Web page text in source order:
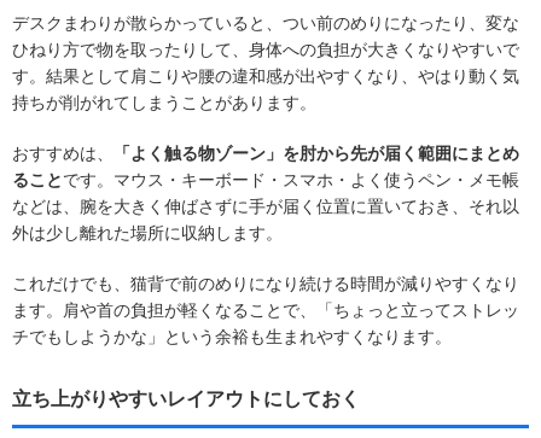
デスクまわりが散らかっていると、つい前のめりになったり、変な
ひねり方で物を取ったりして、身体への負担が大きくなりやすいで
す。結果として肩こりや腰の違和感が出やすくなり、やはり動く気
持ちが削がれてしまうことがあります。
おすすめは、
「よく触る物ゾーン」を肘から先が届く範囲にまとめ
ることです。マウス・キーボード・スマホ・よく使うペン・メモ帳
などは、腕を大きく伸ばさずに手が届く位置に置いておき、それ以
外は少し離れた場所に収納します。
これだけでも、猫背で前のめりになり続ける時間が減りやすくなり
ます。肩や首の負担が軽くなることで、「ちょっと立ってストレッ
チでもしようかな」という余裕も生まれやすくなります。
立ち上がりやすいレイアウトにしておく